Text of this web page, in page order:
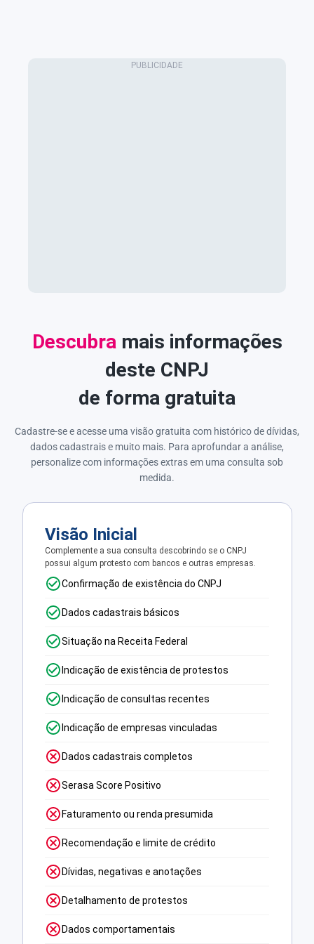
Descubra mais informações
deste CNPJ
de forma gratuita
Cadastre-se e acesse uma visão gratuita com histórico de dívidas,
dados cadastrais e muito mais. Para aprofundar a análise,
personalize com informações extras em uma consulta sob
medida.
Visão Inicial
Complemente a sua consulta descobrindo se o CNPJ
possui algum protesto com bancos e outras empresas.
Confirmação de existência do CNPJ
Dados cadastrais básicos
Situação na Receita Federal
Indicação de existência de protestos
Indicação de consultas recentes
Indicação de empresas vinculadas
Dados cadastrais completos
Serasa Score Positivo
Faturamento ou renda presumida
Recomendação e limite de crédito
Dívidas, negativas e anotações
Detalhamento de protestos
Dados comportamentais